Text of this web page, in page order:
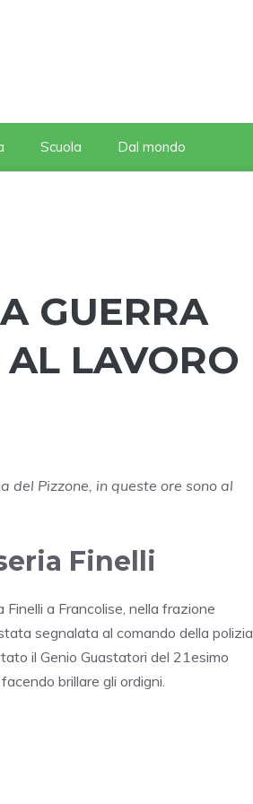
Scuola Dal mondo
GUERRA
LAVORO
del Pizzone, in queste ore sono al
Finelli
a Francolise, nella frazione
segnalata al comando della polizia
il Genio Guastatori del 21esimo
brillare gli ordigni.